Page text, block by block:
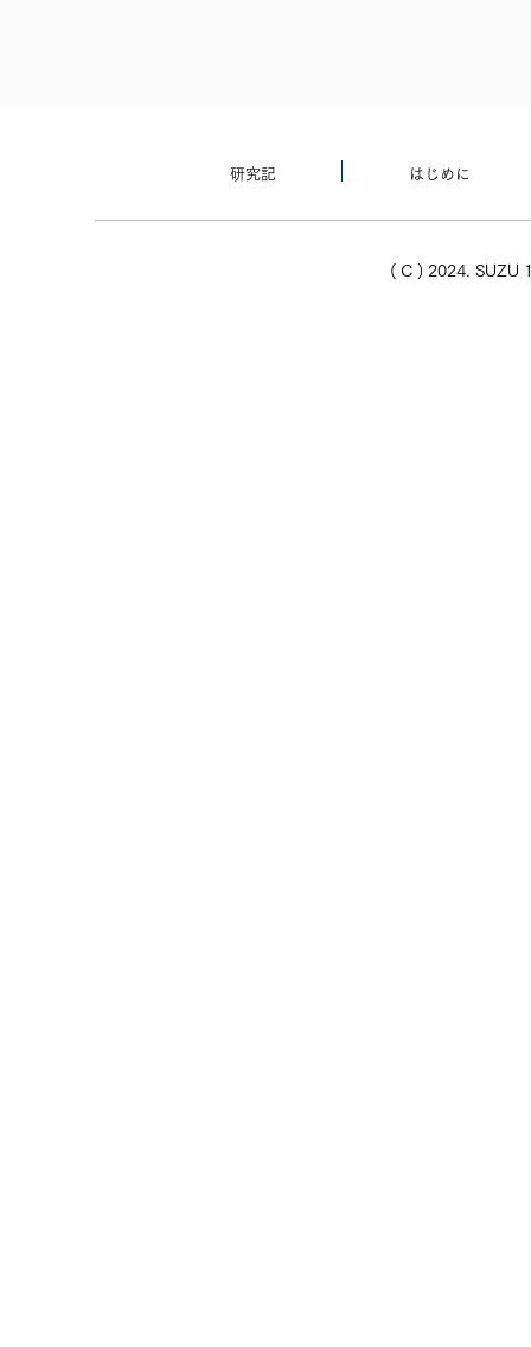
研究記 はじめに
( C ) 2024. SUZU